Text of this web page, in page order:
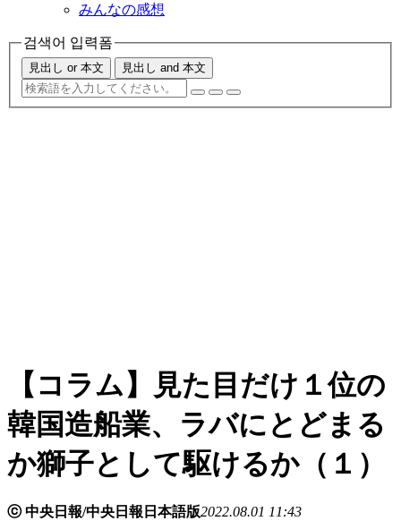
みんなの感想
검색어 입력폼
見出し or 本文 見出し and 本文
【コラム】見た目だけ１位の
韓国造船業、ラバにとどまる
か獅子として駆けるか（１）
ⓒ 中央日報/中央日報日本語版2022.08.01 11:43